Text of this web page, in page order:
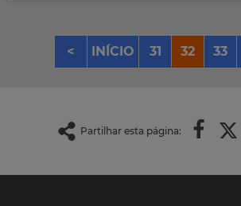
< INÍCIO 31 32 33
Partilhar esta página: